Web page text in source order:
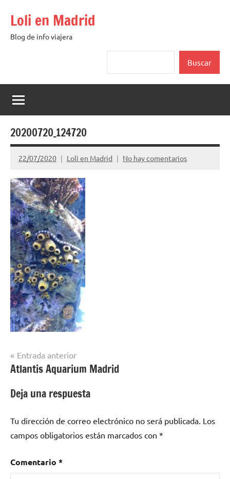
contenido
Loli en Madrid
Blog de info viajera
Buscar
20200720_124720
22/07/2020 Loli en Madrid No hay comentarios
Navegación
de
entradas
Entrada anterior
Atlantis Aquarium Madrid
Deja una respuesta
Tu dirección de correo electrónico no será publicada. Los
campos obligatorios están marcados con *
Comentario *